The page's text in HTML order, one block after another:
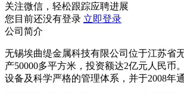
关注微信，轻松跟踪应聘进展
您目前还没有登录 立即登录
公司简介
无锡埃曲缇金属科技有限公司位于江苏省
产50000多平方米，投资额达2亿元人民
设备及科学严格的管理体系，并于2008年